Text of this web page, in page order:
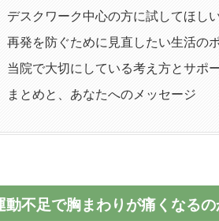
デスクワーク中心の方に試してほし
再発を防ぐために見直したい生活の
当院で大切にしている考え方とサポ
まとめと、あなたへのメッセージ
動不足で胸まわりが痛くなる